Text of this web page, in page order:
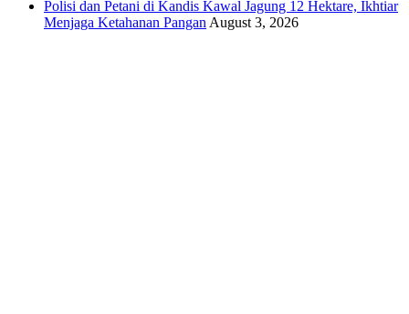
Polisi dan Petani di Kandis Kawal Jagung 12 Hektare, Ikhtiar
Menjaga Ketahanan Pangan August 3, 2026